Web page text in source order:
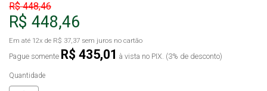
R$ 448,46
R$ 448,46
Em até 12x de R$ 37,37 sem juros no cartão
Pague somente R$ 435,01 à vista no PIX. (3% de desconto)
Quantidade